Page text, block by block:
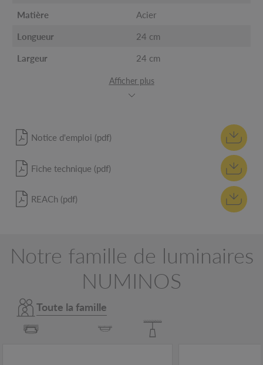
Matière Acier
Longueur 24 cm
Largeur 24 cm
Afficher plus
Notice d'emploi (pdf)
Fiche technique (pdf)
REACh (pdf)
Notre famille de luminaires
NUMINOS
Toute la famille